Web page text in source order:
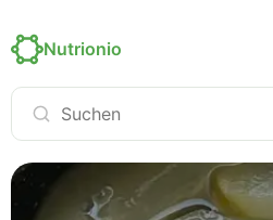
Nutrionio